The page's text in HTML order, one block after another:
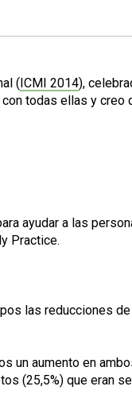
(ICMI 2014),
todas ellas y
ayudar a las
Practice.
las reducciones
un aumento en
(25,5%) que eran